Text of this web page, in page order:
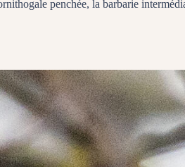
penchée, la barbarie